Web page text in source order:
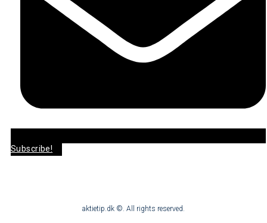
Subscribe!
aktietip.dk ©. All rights reserved.